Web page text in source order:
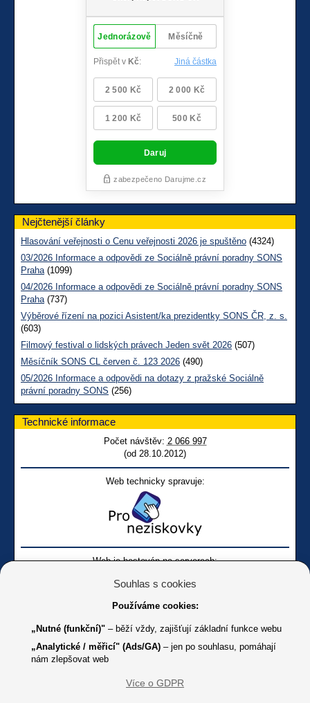
Nejčtenější články
Hlasování veřejnosti o Cenu veřejnosti 2026 je spuštěno (4324)
03/2026 Informace a odpovědi ze Sociálně právní poradny SONS
Praha(1099)
04/2026 Informace a odpovědi ze Sociálně právní poradny SONS
Praha(737)
Výběrové řízení na pozici Asistent/ka prezidentky SONS ČR, z. s.
(603)
Filmový festival o lidských právech Jeden svět 2026 (507)
Měsíčník SONS CL červen č. 123 2026 (490)
05/2026 Informace a odpovědi na dotazy z pražské Sociálně
právní poradny SONS (256)
Technické informace
Počet návštěv: 2 066 997
(od 28.10.2012)
Web technicky spravuje:
Web je hostován na serverech:
Online
Youtube SONS
Souhlas s cookies
Používáme cookies:
„Nutné (funkční)" – běží vždy, zajišťují základní funkce webu
„Analytické / měřicí" (Ads/GA) – jen po souhlasu, pomáhají
nám zlepšovat web
Více o GDPR